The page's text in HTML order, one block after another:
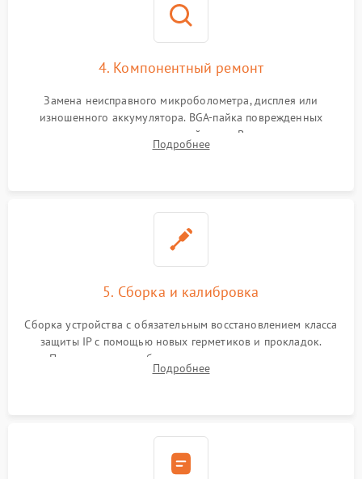
4. Компонентный ремонт
Замена неисправного микроболометра, дисплея или
изношенного аккумулятора. BGA-пайка поврежденных
контроллеров на материнской плате. Восстановление
разъемов и кнопок, замена поврежденных элементов
Подробнее
5. Сборка и калибровка
Сборка устройства с обязательным восстановлением класса
защиты IP с помощью новых герметиков и прокладок.
Программная калибровка матрицы по эталонному
абсолютно черному телу для точного измерения температур.
Подробнее